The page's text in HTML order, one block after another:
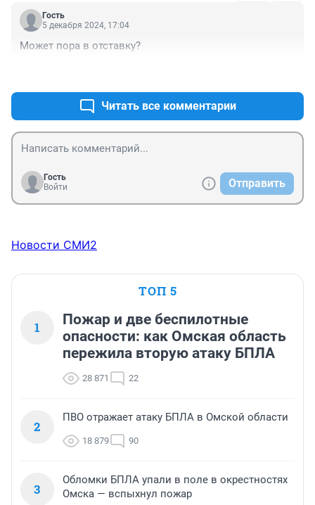
Гость
5 декабря 2024, 17:04
Может пора в отставку?
Читать все комментарии
Гость
Войти
Отправить
Новости СМИ2
ТОП 5
1
Пожар и две беспилотные
опасности: как Омская область
пережила вторую атаку БПЛА
28 871 22
2
ПВО отражает атаку БПЛА в Омской области
18 879 90
3
Обломки БПЛА упали в поле в окрестностях
Омска — вспыхнул пожар